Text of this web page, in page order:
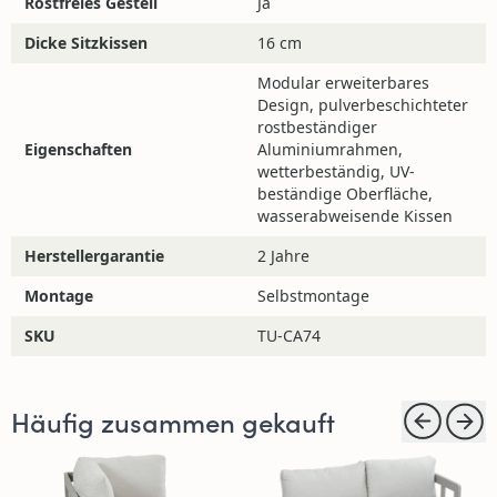
Materialien und Pflege
Haben Sie noch Fragen?
Dicke Sitzkissen
16 cm
Eigenschaften
Modular erweiterbares
Design, pulverbeschichteter
rostbeständiger
Aluminiumrahmen,
wetterbeständig, UV-
beständige Oberfläche,
wasserabweisende Kissen
Herstellergarantie
2 Jahre
Montage
Selbstmontage
SKU
TU-CA74
Häufig zusammen gekauft